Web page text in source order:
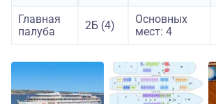
Главная
палуба
2Б (4)
Основных
мест: 4